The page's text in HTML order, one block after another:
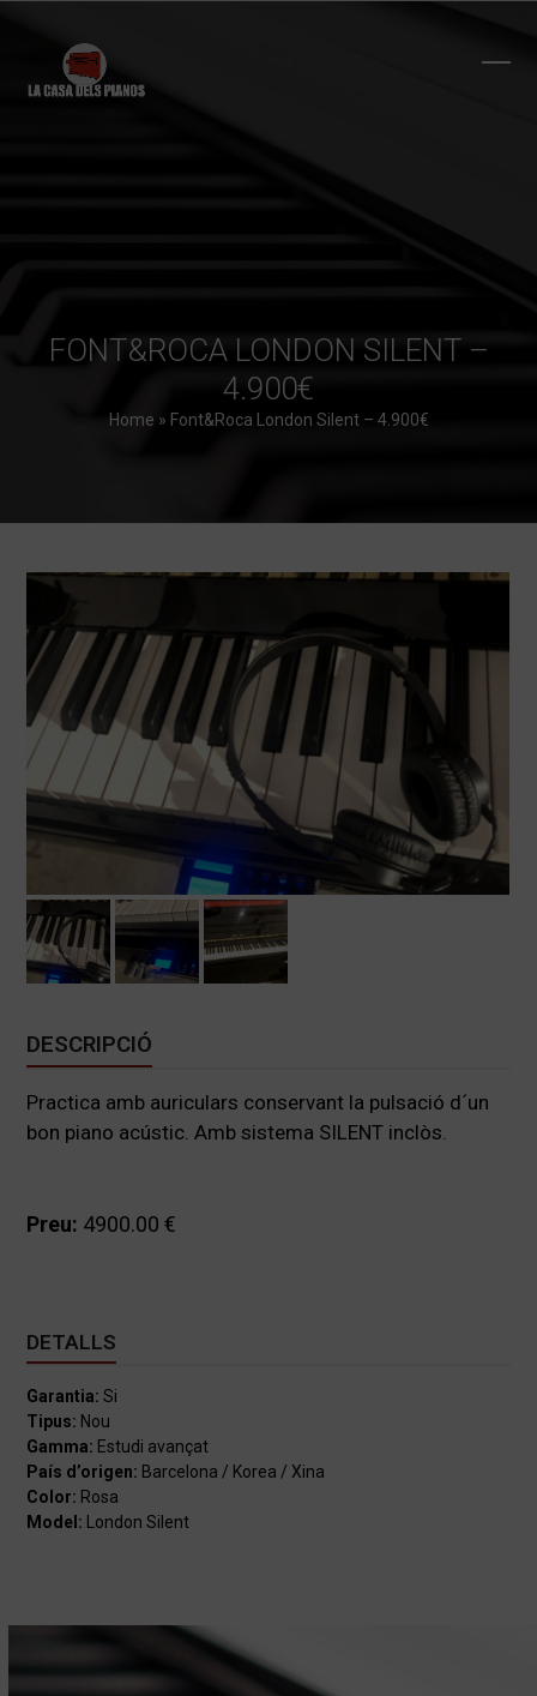
FONT&ROCA LONDON SILENT –
4.900€
Home » Font&Roca London Silent – 4.900€
DESCRIPCIÓ
Practica amb auriculars conservant la pulsació d´un
bon piano acústic. Amb sistema SILENT inclòs.
Preu: 4900.00 €
DETALLS
Garantia: Si
Tipus: Nou
Gamma: Estudi avançat
País d’origen: Barcelona / Korea / Xina
Color: Rosa
Model: London Silent